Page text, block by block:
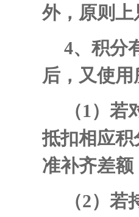
外，原则
4、积分
后，又使
（1）若
抵扣相应
准补齐差额
（2）若